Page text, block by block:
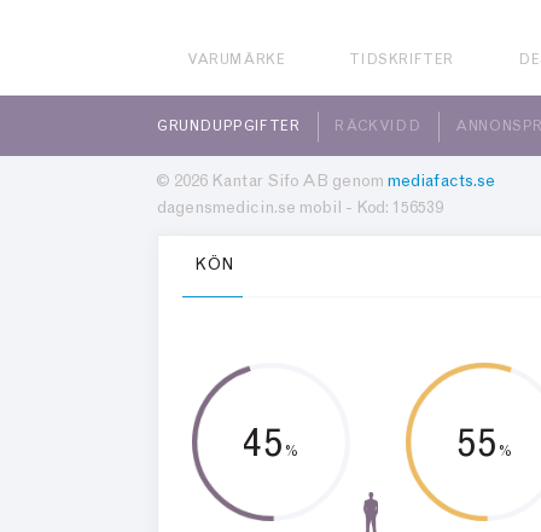
VARUMÄRKE TIDSKRIFTER
GRUNDUPPGIFTER RÄCKVIDD
© 2026 Kantar Sifo AB genom mediafacts.se
dagensmedicin.se mobil - Kod: 156539
KÖN
45 % 55 %